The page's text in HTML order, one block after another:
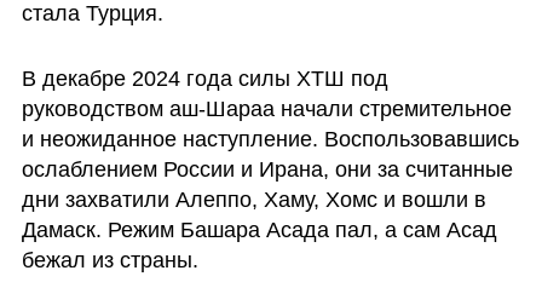
стала Турция.
В декабре 2024 года силы ХТШ под
руководством аш-Шараа начали стремительное
и неожиданное наступление. Воспользовавшись
ослаблением России и Ирана, они за считанные
дни захватили Алеппо, Хаму, Хомс и вошли в
Дамаск. Режим Башара Асада пал, а сам Асад
бежал из страны.